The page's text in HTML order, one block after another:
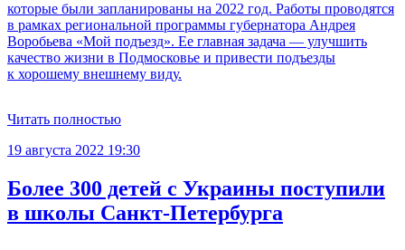
которые были запланированы на 2022 год. Работы проводятся
в рамках региональной программы губернатора Андрея
Воробьева «Мой подъезд». Ее главная задача — улучшить
качество жизни в Подмосковье и привести подъезды
к хорошему внешнему виду.
Читать полностью
19 августа 2022 19:30
Более 300 детей с Украины поступили
в школы Санкт-Петербурга